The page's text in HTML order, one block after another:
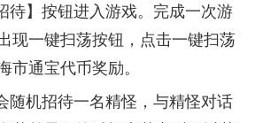
】按钮进入游戏。完成一次游
现一键扫荡按钮，点击一键扫荡
市通宝代币奖励。
机招待一名精怪，与精怪对话